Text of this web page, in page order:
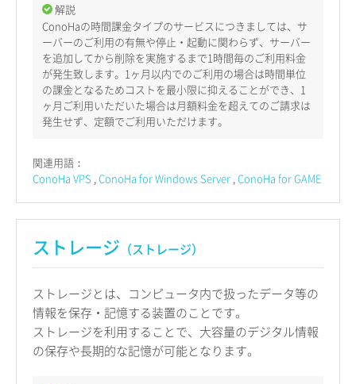
解説
ConoHaの時間課金タイプのサービスにつきましては、サ
ーバーのご利用の有無や停止・起動に関わらず、サーバー
を追加してから削除を実施するまで1時間毎のご利用料金
が発生致します。1ヶ月以内でのご利用の場合は時間単位
の課金となるためコストを最小限に抑えることができ、1
ヶ月ご利用いただいた場合は月額料金を超えてのご請求は
発生せず、定額でご利用いただけます。
関連用語：
ConoHa VPS ConoHa for Windows Server ConoHa for GAME
ストレージ （ストレージ）
ストレージとは、コンピュータ内で扱ったデータ等の
情報を保存・記憶する装置のことです。
ストレージを利用することで、大容量のデジタル情報
の保存や長期的な記憶が可能となります。